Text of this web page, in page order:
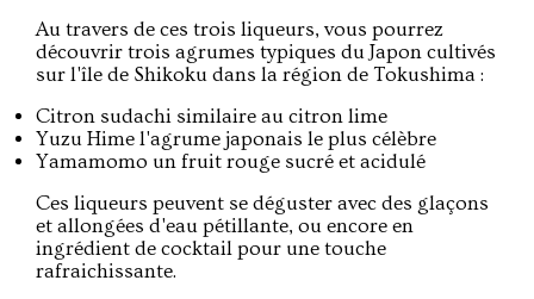
Au travers de ces trois liqueurs, vous pourrez
découvrir trois agrumes typiques du Japon cultivés
sur l'île de Shikoku dans la région de Tokushima :
Citron sudachi similaire au citron lime
Yuzu Hime l'agrume japonais le plus célèbre
Yamamomo un fruit rouge sucré et acidulé
Ces liqueurs peuvent se déguster avec des glaçons
et allongées d'eau pétillante, ou encore en
ingrédient de cocktail pour une touche
rafraichissante.